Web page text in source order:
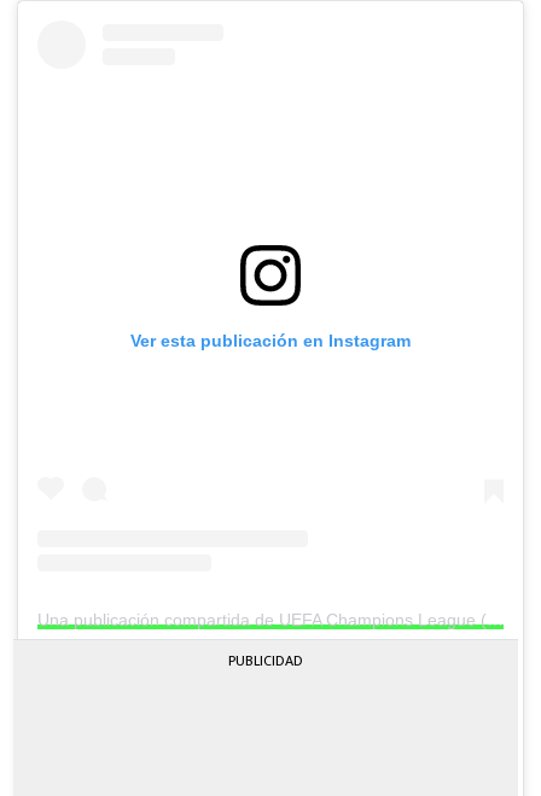
Ver esta publicación en Instagram
Una publicación compartida de UEFA Champions League (@championsleague)
PUBLICIDAD